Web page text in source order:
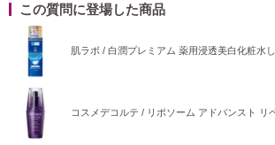
この質問に登場した商品
肌ラボ / 白潤プレミアム 薬用浸透美白化粧水
コスメデコルテ / リポソーム アドバンスト リ